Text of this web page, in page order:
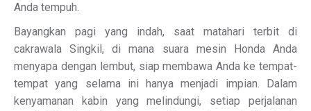
Anda tempuh.
Bayangkan pagi yang indah, saat matahari terbit di
cakrawala Singkil, di mana suara mesin Honda Anda
menyapa dengan lembut, siap membawa Anda ke tempat-
tempat yang selama ini hanya menjadi impian. Dalam
kenyamanan kabin yang melindungi, setiap perjalanan